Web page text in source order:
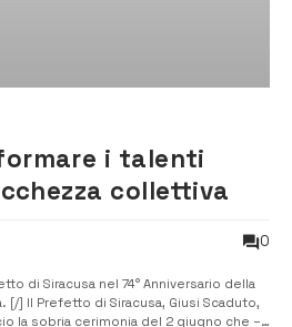
i talenti
collettiva
0
di Siracusa nel 74° Anniversario della
[/] Il Prefetto di Siracusa, Giusi Scaduto,
la sobria cerimonia del 2 giugno che –